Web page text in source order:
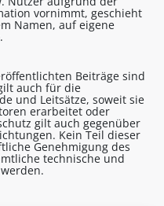
vornimmt, geschieht
Namen, auf eigene
Beiträge sind
auch für die
und Leitsätze, soweit sie
erarbeitet oder
gilt auch gegenüber
Kein Teil dieser
Genehmigung des
technische und